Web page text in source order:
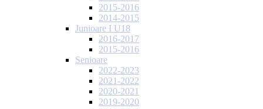
2015-2016
2014-2015
Junioare I U18
2016-2017
2015-2016
Senioare
2022-2023
2021-2022
2020-2021
2019-2020